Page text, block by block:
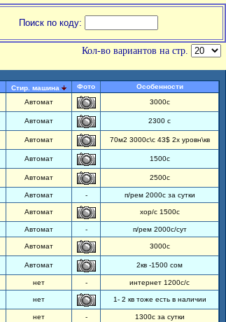
Поиск по коду:
Кол-во вариантов на стр.
Стир. машина Фото
Особенности
Автомат 3000с
Автомат 2300 с
Автомат 70м2 3000с\с 43$ 2х уровн\кв
Автомат 1500с
Автомат 2500с
Автомат - п/рем 2000с за сутки
Автомат хор/с 1500с
Автомат - п/рем 2000с/сут
Автомат 3000с
Автомат 2кв -1500 сом
нет - интернет 1200с/с
нет 1- 2 кв тоже есть в наличии
нет - 1300с за сутки